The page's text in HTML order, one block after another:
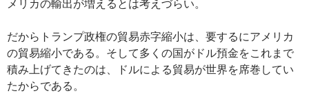
メリカの輸出が増えるとは考えづらい。
だからトランプ政権の貿易赤字縮小は、要するにアメリカ
の貿易縮小である。そして多くの国がドル預金をこれまで
積み上げてきたのは、ドルによる貿易が世界を席巻してい
たからである。